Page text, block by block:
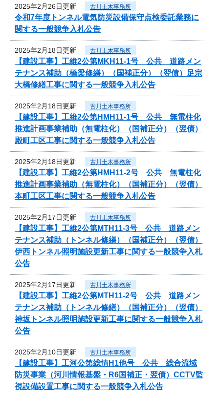
2025年2月26日更新 古川土木事務所
令和7年度トンネル電気防災設備保守点検委託業務に
関する一般競争入札公告
2025年2月18日更新 古川土木事務所
【建設工事】工維2公第MKH11-1号 公共 道路メン
テナンス補助（橋梁修繕）（国補正分）（翌債）足宗
大橋修繕工事に関する一般競争入札公告
2025年2月18日更新 古川土木事務所
【建設工事】工維2公第HMH11-1号 公共 無電柱化
推進計画事業補助（無電柱化）（国補正分）（翌債）
殿町工区工事に関する一般競争入札公告
2025年2月18日更新 古川土木事務所
【建設工事】工維2公第HMH11-2号 公共 無電柱化
推進計画事業補助（無電柱化）（国補正分）（翌債）
本町工区工事に関する一般競争入札公告
2025年2月17日更新 古川土木事務所
【建設工事】工維2公第MTH11-3号 公共 道路メン
テナンス補助（トンネル修繕）（国補正分）（翌債）
伊西トンネル照明施設更新工事に関する一般競争入札
公告
2025年2月17日更新 古川土木事務所
【建設工事】工維2公第MTH11-2号 公共 道路メン
テナンス補助（トンネル修繕）（国補正分）（翌債）
神坂トンネル照明施設更新工事に関する一般競争入札
公告
2025年2月10日更新 古川土木事務所
【建設工事】工河公第総情H1他号 公共 総合流域
防災事業（河川情報基盤・R6国補正・翌債）CCTV監
視設備設置工事に関する一般競争入札公告